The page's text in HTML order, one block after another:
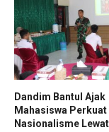
Dandim Bantul Ajak
Mahasiswa Perkuat
Nasionalisme